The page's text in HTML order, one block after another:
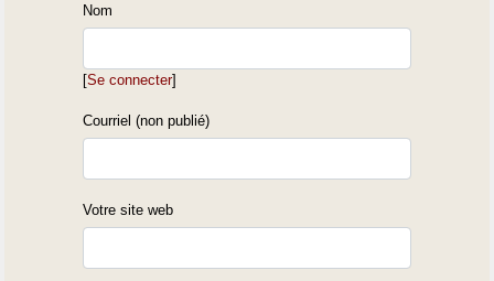
Nom
[Se connecter]
Courriel (non publié)
Votre site web